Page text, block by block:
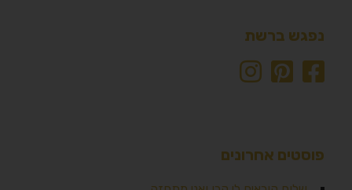
נפגש ברשת
פוסטים אחרונים